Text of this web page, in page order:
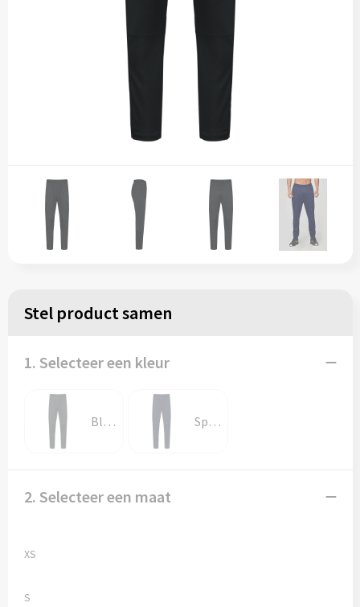
Stel product samen
1. Selecteer een kleur
Black Sporty Marine
2. Selecteer een maat
XS
S